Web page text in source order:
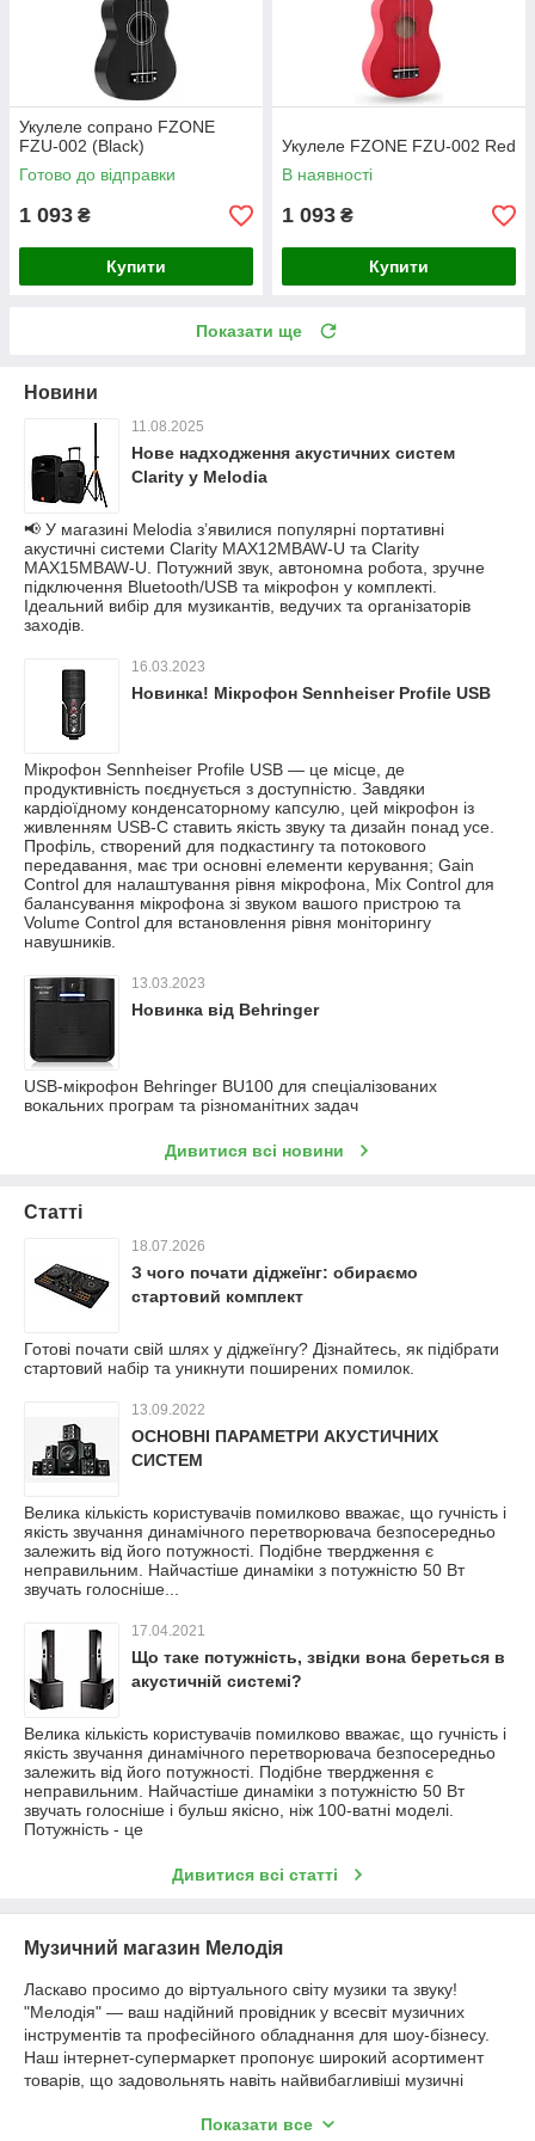
Укулеле сопрано FZONE
FZU-002 (Black)
Готово до відправки
1 093 ₴
Купити
Укулеле FZONE FZU-002 Red
В наявності
1 093 ₴
Купити
Показати ще
Новини
11.08.2025
Нове надходження акустичних систем
Clarity у Melodia
📢 У магазині Melodia з’явилися популярні портативні
акустичні системи Clarity MAX12MBAW-U та Clarity
MAX15MBAW-U. Потужний звук, автономна робота, зручне
підключення Bluetooth/USB та мікрофон у комплекті.
Ідеальний вибір для музикантів, ведучих та організаторів
заходів.
16.03.2023
Новинка! Мікрофон Sennheiser Profile USB
Мікрофон Sennheiser Profile USB — це місце, де
продуктивність поєднується з доступністю. Завдяки
кардіоїдному конденсаторному капсулю, цей мікрофон із
живленням USB-C ставить якість звуку та дизайн понад усе.
Профіль, створений для подкастингу та потокового
передавання, має три основні елементи керування; Gain
Control для налаштування рівня мікрофона, Mix Control для
балансування мікрофона зі звуком вашого пристрою та
Volume Control для встановлення рівня моніторингу
навушників.
13.03.2023
Новинка від Behringer
USB-мікрофон Behringer BU100 для спеціалізованих
вокальних програм та різноманітних задач
Дивитися всі новини
Статті
18.07.2026
З чого почати діджеїнг: обираємо
стартовий комплект
Готові почати свій шлях у діджеїнгу? Дізнайтесь, як підібрати
стартовий набір та уникнути поширених помилок.
13.09.2022
ОСНОВНІ ПАРАМЕТРИ АКУСТИЧНИХ
СИСТЕМ
Велика кількість користувачів помилково вважає, що гучність і
якість звучання динамічного перетворювача безпосередньо
залежить від його потужності. Подібне твердження є
неправильним. Найчастіше динаміки з потужністю 50 Вт
звучать голосніше...
17.04.2021
Що таке потужність, звідки вона береться в
акустичній системі?
Велика кількість користувачів помилково вважає, що гучність і
якість звучання динамічного перетворювача безпосередньо
залежить від його потужності. Подібне твердження є
неправильним. Найчастіше динаміки з потужністю 50 Вт
звучать голосніше і бульш якісно, ​​ніж 100-ватні моделі.
Потужність - це
Дивитися всі статті
Музичний магазин Мелодія
Ласкаво просимо до віртуального світу музики та звуку!
"Мелодія" — ваш надійний провідник у всесвіт музичних
інструментів та професійного обладнання для шоу-бізнесу.
Наш інтернет-супермаркет пропонує широкий асортимент
товарів, що задовольнять навіть найвибагливіші музичні
Ми пишаємося тим, що пропонуємо вам лише високоякісні
Показати все